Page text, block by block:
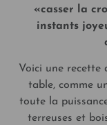
«casser la
instants
Voici une recette
table, comme
toute la
terreuses et